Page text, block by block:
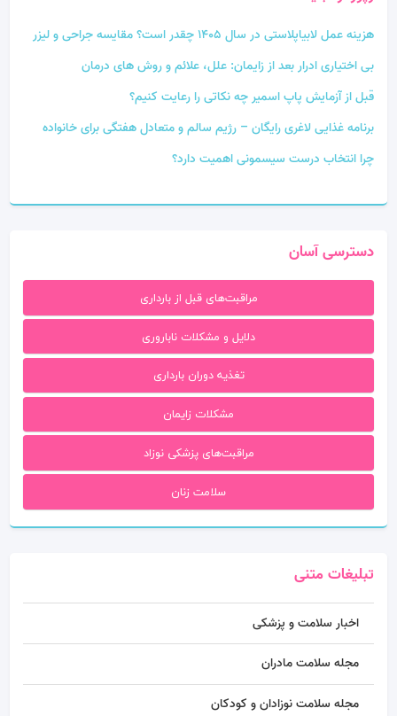
هزینه عمل لابیاپلاستی در سال 1405 چقدر است؟ مقایسه جراحی و لیزر
بی‌ اختیاری ادرار بعد از زایمان: علل، علائم و روش‌ های درمان
قبل از آزمایش پاپ اسمیر چه نکاتی را رعایت کنیم؟
برنامه غذایی لاغری رایگان – رژیم سالم و متعادل هفتگی برای خانواده
چرا انتخاب درست سیسمونی اهمیت دارد؟
دسترسی آسان
مراقبت‌های قبل از بارداری
دلایل و مشکلات ناباروری
تغذیه دوران بارداری
مشکلات زایمان
مراقبت‌های پزشکی نوزاد
سلامت زنان
تبلیغات متنی
اخبار سلامت و پزشکی
مجله سلامت مادران
مجله سلامت نوزادان و کودکان